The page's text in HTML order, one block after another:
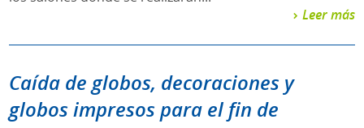
Leer más
Caída de globos, decoraciones y
globos impresos para el fin de